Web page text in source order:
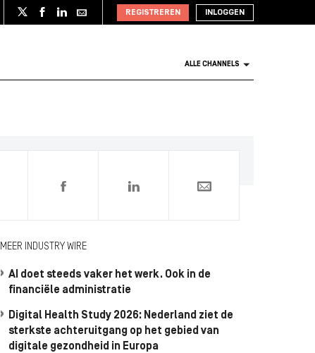
REGISTREREN INLOGGEN
ALLE CHANNELS
0
MEER INDUSTRY WIRE
AI doet steeds vaker het werk. Ook in de
financiële administratie
Digital Health Study 2026: Nederland ziet de
sterkste achteruitgang op het gebied van
digitale gezondheid in Europa